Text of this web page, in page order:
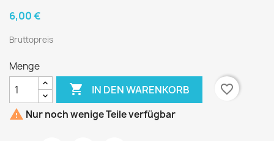
6,00 €
Bruttopreis
Menge
 IN DEN WARENKORB
favorite_border
 Nur noch wenige Teile verfügbar